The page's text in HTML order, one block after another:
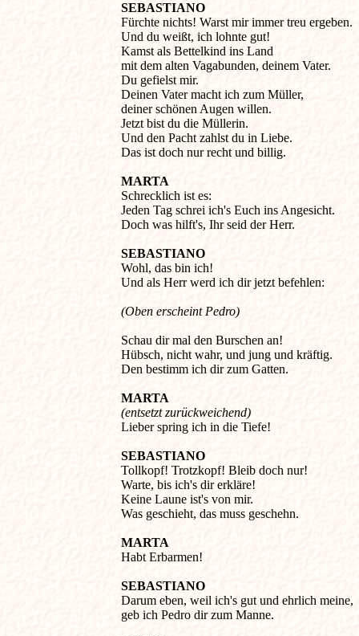
SEBASTIANO
Fürchte nichts! Warst mir immer treu ergeben.
Und du weißt, ich lohnte gut!
Kamst als Bettelkind ins Land
mit dem alten Vagabunden, deinem Vater.
Du gefielst mir.
Deinen Vater macht ich zum Müller,
deiner schönen Augen willen.
Jetzt bist du die Müllerin.
Und den Pacht zahlst du in Liebe.
Das ist doch nur recht und billig.
MARTA
Schrecklich ist es:
Jeden Tag schrei ich's Euch ins Angesicht.
Doch was hilft's, Ihr seid der Herr.
SEBASTIANO
Wohl, das bin ich!
(Oben erscheint Pedro)
Schau dir mal den Burschen an!
Hübsch, nicht wahr, und jung und kräftig.
MARTA
(entsetzt zurückweichend)
Lieber spring ich in die Tiefe!
SEBASTIANO
Tollkopf! Trotzkopf! Bleib doch nur!
Warte, bis ich's dir erkläre!
Keine Laune ist's von mir.
Was geschieht, das muss geschehn.
MARTA
Habt Erbarmen!
SEBASTIANO
Darum eben, weil ich's gut und ehrlich meine,